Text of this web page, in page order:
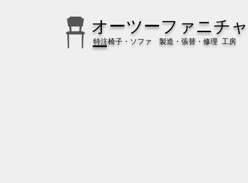
オーツーファニチャ
ー
特注椅子・ソファ 製造・張替・修理 工房